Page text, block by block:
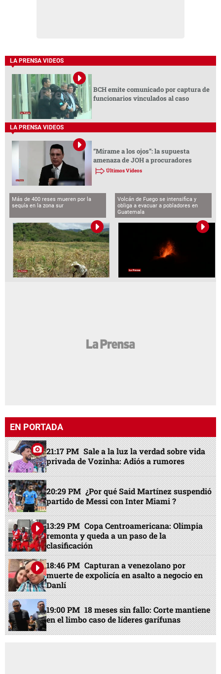
LA PRENSA VIDEOS
BCH emite comunicado por captura de
funcionarios vinculados al caso
LA PRENSA VIDEOS
“Mírame a los ojos”: la supuesta
amenaza de JOH a procuradores
Últimos Videos
Más de 400 reses mueren por la
sequía en la zona sur
Volcán de Fuego se intensifica y
obliga a evacuar a pobladores en
Guatemala
EN PORTADA
21:17 PM Sale a la luz la verdad sobre vida
privada de Vozinha: Adiós a rumores
20:29 PM ¿Por qué Said Martínez suspendió
partido de Messi con Inter Miami ?
13:29 PM Copa Centroamericana: Olimpia
remonta y queda a un paso de la
clasificación
18:46 PM Capturan a venezolano por
muerte de expolicía en asalto a negocio en
Danlí
19:00 PM 18 meses sin fallo: Corte mantiene
en el limbo caso de líderes garífunas